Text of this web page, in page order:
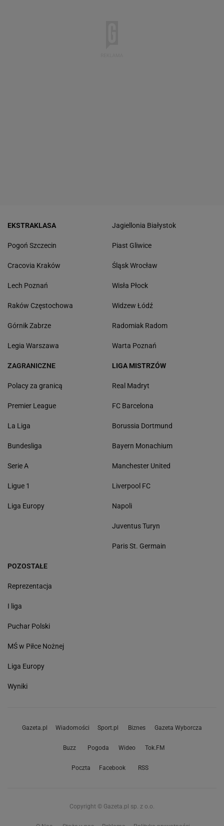
EKSTRAKLASA
Pogoń Szczecin
Cracovia Kraków
Lech Poznań
Raków Częstochowa
Górnik Zabrze
Legia Warszawa
Jagiellonia Białystok
Piast Gliwice
Śląsk Wrocław
Wisła Płock
Widzew Łódź
Radomiak Radom
Warta Poznań
ZAGRANICZNE
Polacy za granicą
Premier League
La Liga
Bundesliga
Serie A
Ligue 1
Liga Europy
LIGA MISTRZÓW
Real Madryt
FC Barcelona
Borussia Dortmund
Bayern Monachium
Manchester United
Liverpool FC
Napoli
Juventus Turyn
Paris St. Germain
POZOSTAŁE
Reprezentacja
I liga
Puchar Polski
MŚ w Piłce Nożnej
Liga Europy
Wyniki
Gazeta.pl Wiadomości Sport.pl Biznes Gazeta Wyborcza
Buzz Pogoda Wideo Tok.FM
Poczta Facebook RSS
Copyright © Gazeta.pl sp. z o.o.